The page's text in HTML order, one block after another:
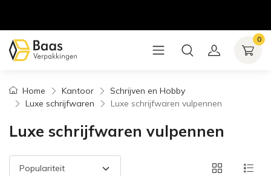
0
Home Kantoor
Schrijven en Hobby
Luxe schrijfwaren
Luxe schrijfwaren vulpennen
Luxe schrijfwaren vulpennen